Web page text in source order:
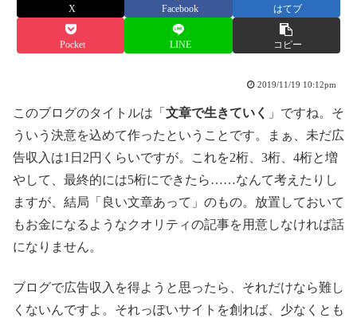
X Facebook はてブ
Pocket LINE コピー
2019/11/19 10:12pm
このブログのタイトルは「 文章で生きていく
」ですね。そ
ういう決意を込めて作ったということです。まぁ、未だ広
告収入は1日2円くらいですが。これを2桁、3桁、4桁と増
やして、最終的には5桁にできたら……なんて考えたりし
ますが、結局「良い文章あって」のもの。放置しておいて
もお金になるようなクオリティの記事を用意しなければ話
になりません。
ブログで広告収入を得ようと思ったら、それだけなら難し
くないんですよ。それっぽいサイトを創れば、少なくとも